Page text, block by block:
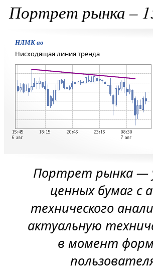
Портрет рынка –
НЛМК ао
Нисходящая линия тренда
Сургнфгз
Прямоугольник
Портрет рынка —
ценных бумаг с
технического
актуальную
в момент